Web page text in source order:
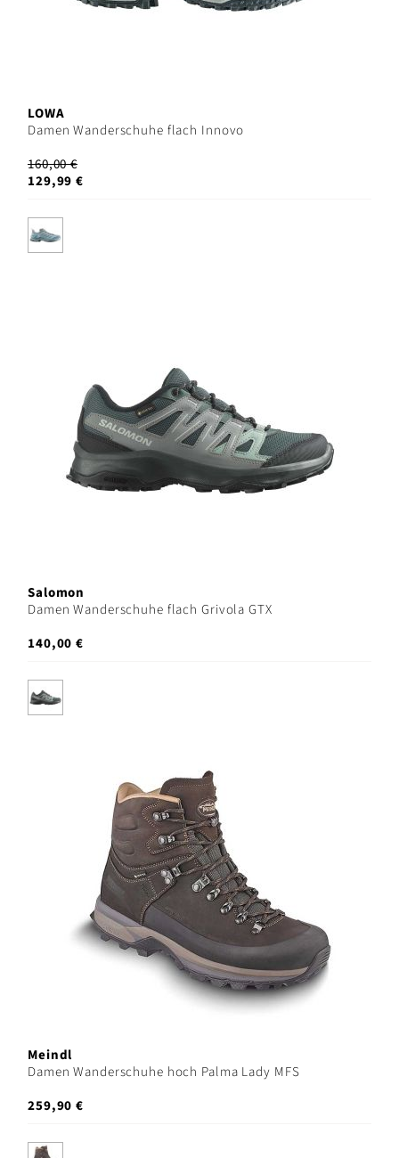
LOWA
Damen Wanderschuhe flach Innovo
160,00 €
129,99 €
Salomon
Damen Wanderschuhe flach Grivola GTX
140,00 €
Meindl
Damen Wanderschuhe hoch Palma Lady MFS
259,90 €